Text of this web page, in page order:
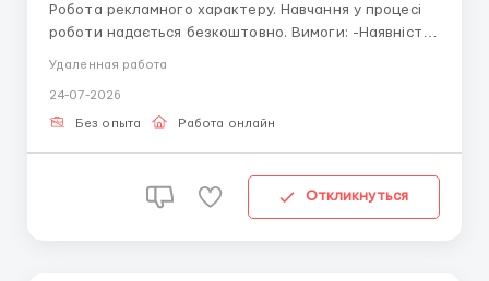
Робота рекламного характеру. Навчання у процесі
роботи надається безкоштовно. Вимоги: -Наявність
-Комунікабельність, відповідальність. Умови: Графік
роботи гнучкий. Діяльність в онлайн режимі ПИШІТЬ
Удаленная работа
24-07-2026
Без опыта Работа онлайн
Откликнуться